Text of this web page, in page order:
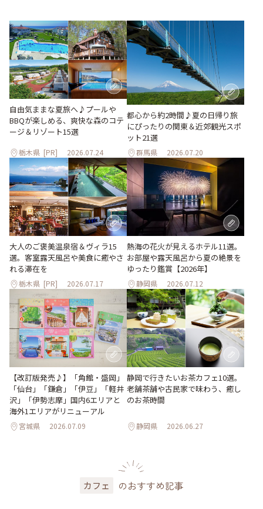
自由気ままな夏旅へ♪プールや
BBQが楽しめる、爽快な森のコテ
ージ＆リゾート15選
栃木県 [PR] 2026.07.24
都心から約2時間♪夏の日帰り旅
にぴったりの関東＆近郊観光スポ
ット21選
群馬県 2026.07.20
大人のご褒美温泉宿＆ヴィラ15
選。客室露天風呂や美食に癒やさ
れる滞在を
栃木県 [PR] 2026.07.17
熱海の花火が見えるホテル11選。
お部屋や露天風呂から夏の絶景を
ゆったり鑑賞【2026年】
静岡県 2026.07.12
【改訂版発売♪】「角館・盛岡」
「仙台」「鎌倉」「伊豆」「軽井
沢」「伊勢志摩」国内6エリアと
海外1エリアがリニューアル
宮城県 2026.07.09
静岡で行きたいお茶カフェ10選。
老舗茶舗や古民家で味わう、癒し
のお茶時間
静岡県 2026.06.27
カフェ のおすすめ記事